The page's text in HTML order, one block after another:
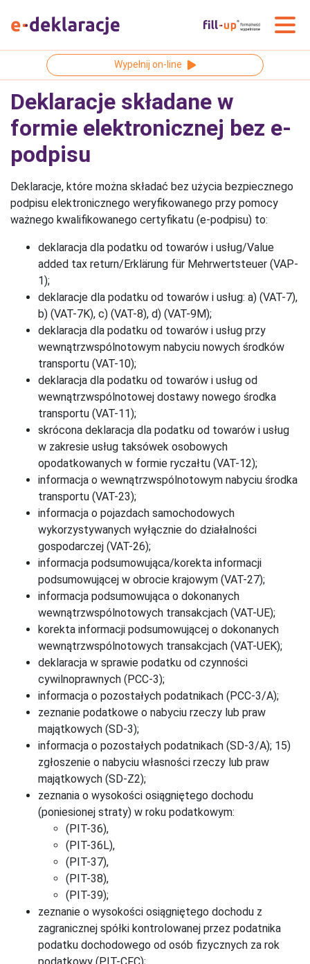
Wypełnij on-line
Deklaracje składane w
formie elektronicznej bez e-
podpisu
Deklaracje, które można składać bez użycia bezpiecznego
podpisu elektronicznego weryfikowanego przy pomocy
ważnego kwalifikowanego certyfikatu (e-podpisu) to:
deklaracja dla podatku od towarów i usług/Value
added tax return/Erklärung für Mehrwertsteuer (VAP-
1);
deklaracje dla podatku od towarów i usług: a) (VAT-7),
b) (VAT-7K), c) (VAT-8), d) (VAT-9M);
deklaracja dla podatku od towarów i usług przy
wewnątrzwspólnotowym nabyciu nowych środków
transportu (VAT-10);
deklaracja dla podatku od towarów i usług od
wewnątrzwspólnotowej dostawy nowego środka
transportu (VAT-11);
skrócona deklaracja dla podatku od towarów i usług
w zakresie usług taksówek osobowych
opodatkowanych w formie ryczałtu (VAT-12);
informacja o wewnątrzwspólnotowym nabyciu środka
transportu (VAT-23);
informacja o pojazdach samochodowych
wykorzystywanych wyłącznie do działalności
gospodarczej (VAT-26);
informacja podsumowująca/korekta informacji
podsumowującej w obrocie krajowym (VAT-27);
informacja podsumowująca o dokonanych
wewnątrzwspólnotowych transakcjach (VAT-UE);
korekta informacji podsumowującej o dokonanych
wewnątrzwspólnotowych transakcjach (VAT-UEK);
deklaracja w sprawie podatku od czynności
cywilnoprawnych (PCC-3);
informacja o pozostałych podatnikach (PCC-3/A);
zeznanie podatkowe o nabyciu rzeczy lub praw
majątkowych (SD-3);
informacja o pozostałych podatnikach (SD-3/A); 15)
zgłoszenie o nabyciu własności rzeczy lub praw
majątkowych (SD-Z2);
zeznania o wysokości osiągniętego dochodu
(poniesionej straty) w roku podatkowym:
(PIT-36),
(PIT-36L),
(PIT-37),
(PIT-38),
(PIT-39);
zeznanie o wysokości osiągniętego dochodu z
zagranicznej spółki kontrolowanej przez podatnika
podatku dochodowego od osób fizycznych za rok